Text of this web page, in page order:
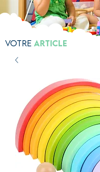
Votre Article